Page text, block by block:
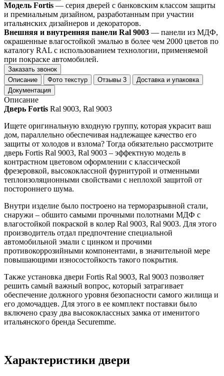
Модель Fortis — серия дверей с банковским классом защиты
и премиальным дизайном, разработанным при участии
итальянских дизайнеров и декораторов.
Внешняя и внутренняя панели Ral 9003 — панели из МДФ,
окрашенные влагостойкой эмалью в более чем 2000 цветов по
каталогу RAL с использованием технологии, применяемой
при покраске автомобилей.
Заказать звонок
Описание
Фото текстур Отзывы 3
Доставка и упаковка
Документация
Описание
Дверь Fortis Ral 9003, Ral 9003
Ищете оригинальную входную группу, которая украсит ваш
дом, параллельно обеспечивая надлежащее качество его
защиты от холодов и взлома? Тогда обязательно рассмотрите
дверь Fortis Ral 9003, Ral 9003 – эффектную модель в
контрастном цветовом оформлении с классической
фрезеровкой, высококлассной фурнитурой и отменными
теплоизоляционными свойствами с неплохой защитой от
постороннего шума.
Внутри изделие было построено на терморазрывной стали,
снаружи – обшито самыми прочными полотнами МДФ с
влагостойкой покраской в колер Ral 9003, Ral 9003. Для этого
производитель отдал предпочтение специальной
автомобильной эмали с цинком и прочими
противокоррозийными компонентами, в значительной мере
повышающими износостойкость такого покрытия.
Также установка двери Fortis Ral 9003, Ral 9003 позволяет
решить самый важный вопрос, который затрагивает
обеспечение должного уровня безопасности самого жилища и
его домочадцев. Для этого в ее комплект поставки было
включено сразу два высококлассных замка от именитого
итальянского бренда Securemme.
Характеристики двери